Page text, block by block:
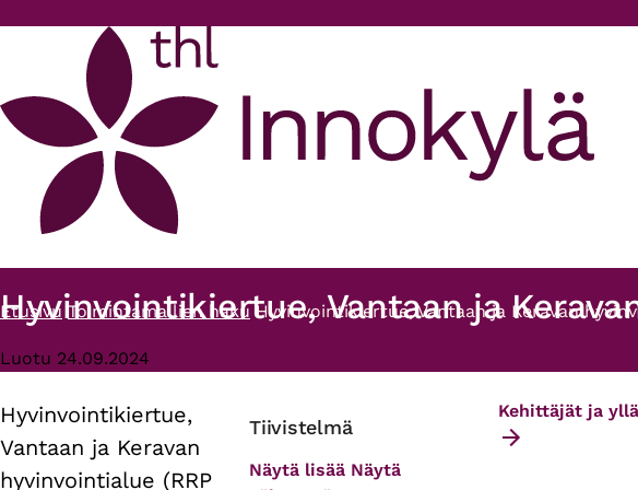
Murupolku
Etusivu Toimintamallien haku Hyvinvointikiertue, Vantaan ja Keravan
Hyvinvointikiertue, Vantaan ja
Luotu 24.09.2024
Primary
tabs
Hyvinvointikiertue,
Vantaan ja Keravan
hyvinvointialue (RRP
Tiivistelmä
Näytä lisää Näytä
Kehittäjät ja